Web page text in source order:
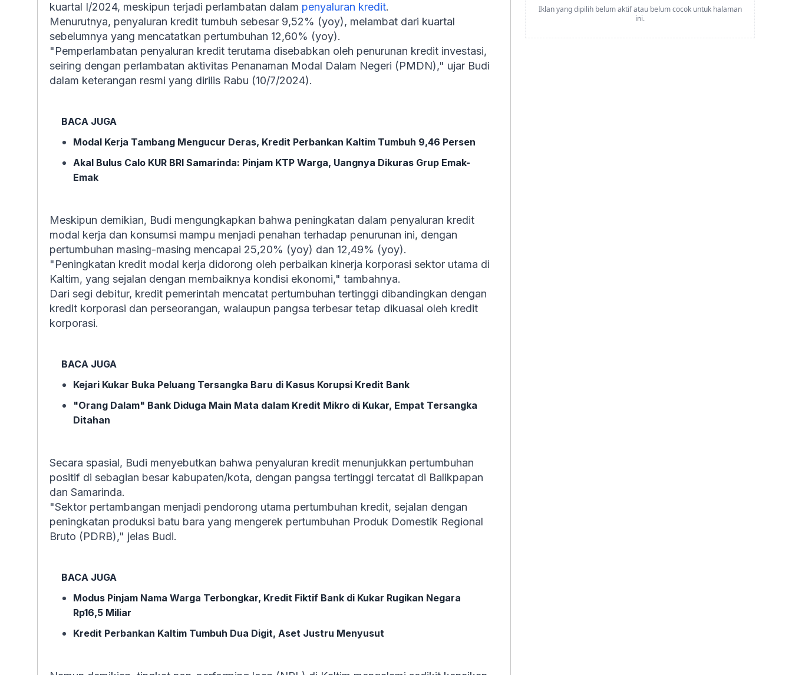
kuartal I/2024, meskipun terjadi perlambatan dalam penyaluran kredit.
Menurutnya, penyaluran kredit tumbuh sebesar 9,52% (yoy), melambat dari kuartal
sebelumnya yang mencatatkan pertumbuhan 12,60% (yoy).
"Pemperlambatan penyaluran kredit terutama disebabkan oleh penurunan kredit investasi,
seiring dengan perlambatan aktivitas Penanaman Modal Dalam Negeri (PMDN)," ujar Budi
dalam keterangan resmi yang dirilis Rabu (10/7/2024).
BACA JUGA
Modal Kerja Tambang Mengucur Deras, Kredit Perbankan Kaltim Tumbuh 9,46 Persen
Akal Bulus Calo KUR BRI Samarinda: Pinjam KTP Warga, Uangnya Dikuras Grup Emak-
Emak
Meskipun demikian, Budi mengungkapkan bahwa peningkatan dalam penyaluran kredit
modal kerja dan konsumsi mampu menjadi penahan terhadap penurunan ini, dengan
pertumbuhan masing-masing mencapai 25,20% (yoy) dan 12,49% (yoy).
"Peningkatan kredit modal kerja didorong oleh perbaikan kinerja korporasi sektor utama di
Kaltim, yang sejalan dengan membaiknya kondisi ekonomi," tambahnya.
Dari segi debitur, kredit pemerintah mencatat pertumbuhan tertinggi dibandingkan dengan
kredit korporasi dan perseorangan, walaupun pangsa terbesar tetap dikuasai oleh kredit
korporasi.
BACA JUGA
Kejari Kukar Buka Peluang Tersangka Baru di Kasus Korupsi Kredit Bank
"Orang Dalam" Bank Diduga Main Mata dalam Kredit Mikro di Kukar, Empat Tersangka
Ditahan
Secara spasial, Budi menyebutkan bahwa penyaluran kredit menunjukkan pertumbuhan
positif di sebagian besar kabupaten/kota, dengan pangsa tertinggi tercatat di Balikpapan
dan Samarinda.
"Sektor pertambangan menjadi pendorong utama pertumbuhan kredit, sejalan dengan
peningkatan produksi batu bara yang mengerek pertumbuhan Produk Domestik Regional
Bruto (PDRB)," jelas Budi.
BACA JUGA
Modus Pinjam Nama Warga Terbongkar, Kredit Fiktif Bank di Kukar Rugikan Negara
Rp16,5 Miliar
Kredit Perbankan Kaltim Tumbuh Dua Digit, Aset Justru Menyusut
Iklan yang dipilih belum aktif atau belum cocok untuk halaman
ini.